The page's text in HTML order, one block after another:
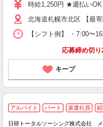
時給1,250円 ★週払い
北海道札幌市北区 【最
【シフト例】 ・7:00
応募締め切
キープ
アルバイト パート 派遣社員
日研トータルソーシング株式会社